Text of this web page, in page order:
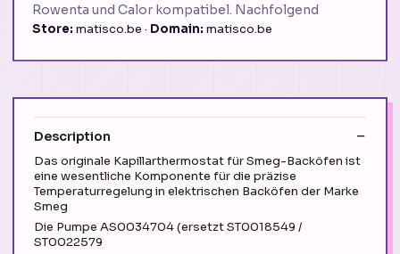
Rowenta und Calor kompatibel. Nachfolgend
Store: matisco.be · Domain: matisco.be
Description
Das originale Kapillarthermostat für Smeg-Backöfen ist
eine wesentliche Komponente für die präzise
Temperaturregelung in elektrischen Backöfen der Marke
Smeg
Die Pumpe AS0034704 (ersetzt ST0018549 /
ST0022579